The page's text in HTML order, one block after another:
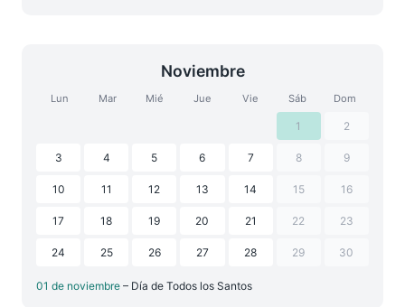
Noviembre
Lun Mar Mié Jue Vie Sáb Dom
1 2
3 4 5 6 7 8 9
10 11 12 13 14 15 16
17 18 19 20 21 22 23
24 25 26 27 28 29 30
01 de noviembre – Día de Todos los Santos